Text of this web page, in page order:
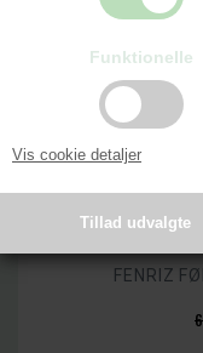
Funktionelle
Vis cookie detaljer
FENRIZ